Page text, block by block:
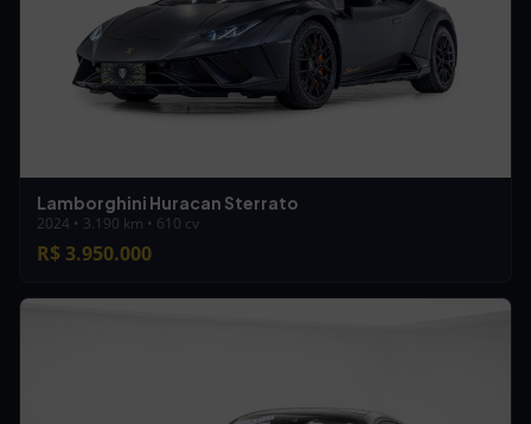
Lamborghini Huracan Sterrato
2024 • 3.190 km • 610 cv
R$ 3.950.000